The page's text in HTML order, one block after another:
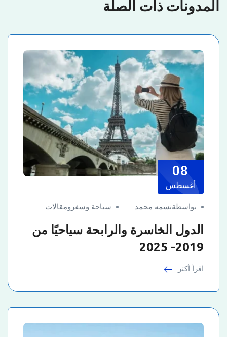
المدونات ذات الصلة
08
أغسطس
بواسطةنسمه محمد سياحة وسفر ومقالات
الدول الخاسرة والرابحة سياحيًا من
2019- 2025
اقرأ أكثر